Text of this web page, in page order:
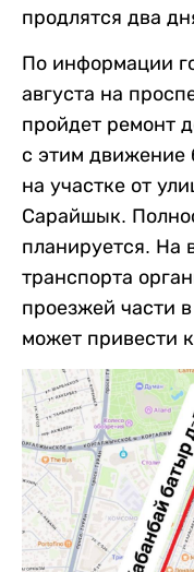
продлятся два
По информации
августа на
пройдет ремонт
с этим движение
на участке от
Сарайшык.
планируется. На
транспорта
проезжей части
может привести